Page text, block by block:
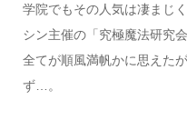
学院でもその人気は凄まじく
シン主催の「究極魔法研究
全てが順風満帆かに思えた
ず…。